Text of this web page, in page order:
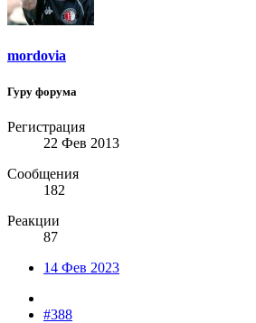
mordovia
Гуру форума
Регистрация
22 Фев 2013
Сообщения
182
Реакции
87
14 Фев 2023
#388